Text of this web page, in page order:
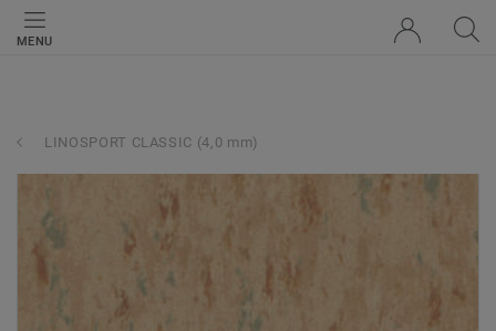
MENU
LINOSPORT CLASSIC (4,0 mm)